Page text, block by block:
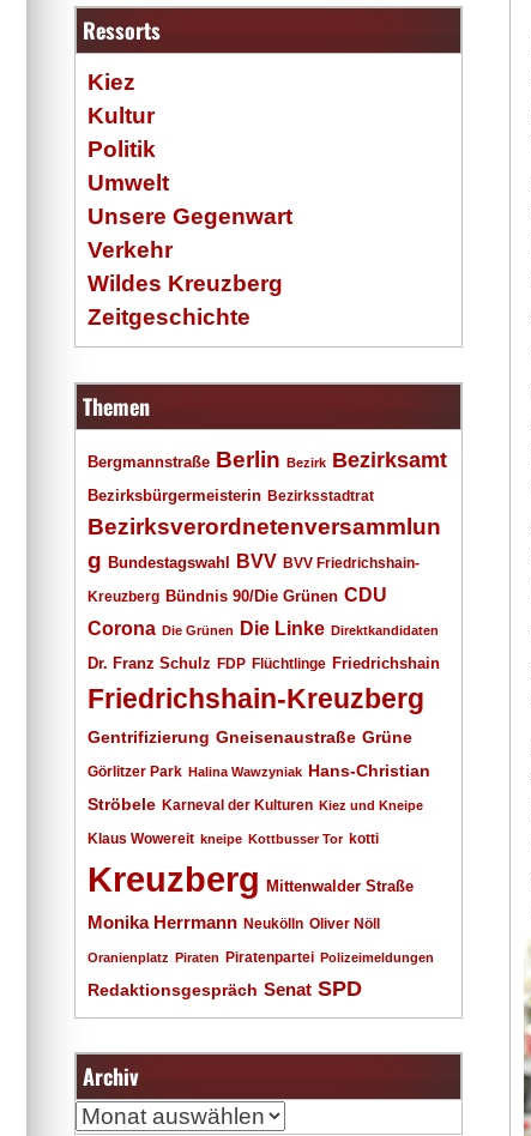
Ressorts
Kiez
Kultur
Politik
Umwelt
Unsere Gegenwart
Verkehr
Wildes Kreuzberg
Zeitgeschichte
Themen
Bergmannstraße Berlin Bezirk Bezirksamt
Bezirksbürgermeisterin Bezirksstadtrat
Bezirksverordnetenversammlun
g Bundestagswahl BVV BVV Friedrichshain-
Kreuzberg Bündnis 90/Die Grünen CDU
Corona Die Grünen Die Linke Direktkandidaten
Dr. Franz Schulz FDP Flüchtlinge Friedrichshain
Friedrichshain-Kreuzberg
Gentrifizierung Gneisenaustraße Grüne
Görlitzer Park Halina Wawzyniak Hans-Christian
Ströbele Karneval der Kulturen Kiez und Kneipe
Klaus Wowereit kneipe Kottbusser Tor kotti
Kreuzberg Mittenwalder Straße
Monika Herrmann Neukölln Oliver Nöll
Oranienplatz Piraten Piratenpartei Polizeimeldungen
Redaktionsgespräch Senat SPD
Archiv
Archiv